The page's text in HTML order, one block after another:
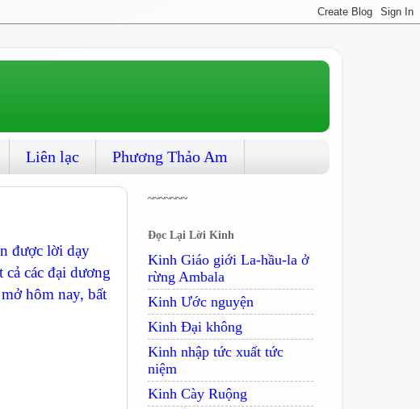
Liên lạc Phương Thảo Am
được lời dạy
các đại dương
hôm nay, bất
~~~~~~~
Đọc Lại Lời Kinh
Kinh Giáo giới La-hầu-la ở
rừng Ambala
Kinh Ước nguyện
Kinh Ðại không
Kinh nhập tức xuất tức
niệm
Kinh Cày Ruộng